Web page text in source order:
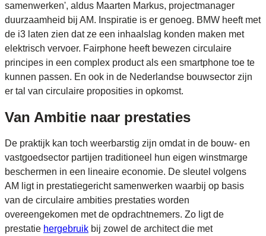
samenwerken', aldus Maarten Markus, projectmanager
duurzaamheid bij AM. Inspiratie is er genoeg. BMW heeft met
de i3 laten zien dat ze een inhaalslag konden maken met
elektrisch vervoer. Fairphone heeft bewezen circulaire
principes in een complex product als een smartphone toe te
kunnen passen. En ook in de Nederlandse bouwsector zijn
er tal van circulaire proposities in opkomst.
Van Ambitie naar prestaties
De praktijk kan toch weerbarstig zijn omdat in de bouw- en
vastgoedsector partijen traditioneel hun eigen winstmarge
beschermen in een lineaire economie. De sleutel volgens
AM ligt in prestatiegericht samenwerken waarbij op basis
van de circulaire ambities prestaties worden
overeengekomen met de opdrachtnemers. Zo ligt de
prestatie hergebruik bij zowel de architect die met